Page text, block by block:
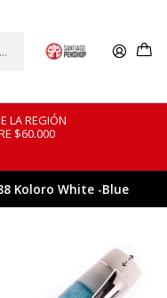
LA REGIÓN
$60.000
Koloro White -Blue